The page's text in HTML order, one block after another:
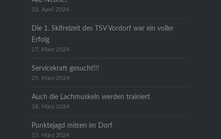
22. April 2024
Die 1. Skifreizeit des TSV Vordorf war ein voller
Erfolg
27. März 2024
Servicekraft gesucht!!!
25. März 2024
Auch die Lachmuskeln werden trainiert
18. März 2024
Punktejagd mitten im Dorf
15. März 2024